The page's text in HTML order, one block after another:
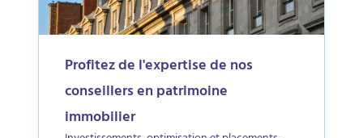
Profitez de l'expertise de nos
conseillers en patrimoine
immobilier